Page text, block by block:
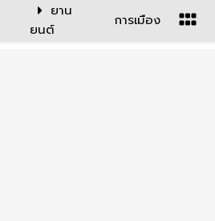
ยาน
ยนต์
การเมือง